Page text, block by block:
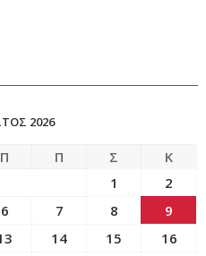
2026
Π Π Σ
Κ
1
2
6 7 8
9
14 15
16